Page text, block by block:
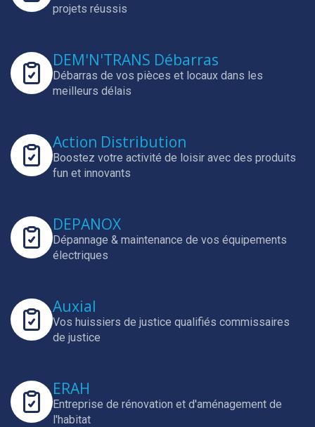
projets réussis
DEM'N'TRANS Débarras
Débarras de vos pièces et locaux dans les
meilleurs délais
Action Distribution
Boostez votre activité de loisir avec des produits
fun et innovants
DEPANOX
Dépannage & maintenance de vos équipements
électriques
Auxial
Vos huissiers de justice qualifiés commissaires
de justice
ERAH
Entreprise de rénovation et d'aménagement de
l'habitat